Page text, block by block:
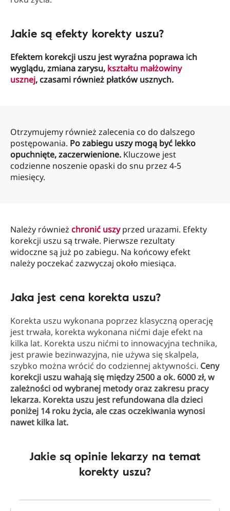
Jakie są efekty korekty uszu?
Efektem korekcji uszu jest wyraźna poprawa ich
wyglądu, zmiana zarysu, kształtu małżowiny
usznej, czasami również płatków usznych.
Otrzymujemy również zalecenia co do dalszego
postępowania. Po zabiegu uszy mogą być lekko
opuchnięte, zaczerwienione. Kluczowe jest
codzienne noszenie opaski do snu przez 4-5
miesięcy.
Należy również chronić uszyprzed urazami. Efekty
korekcji uszu są trwałe. Pierwsze rezultaty
widoczne są już po zabiegu. Na końcowy efekt
należy poczekać zazwyczaj około miesiąca.
Jaka jest cena korekta uszu?
Korekta uszu wykonana poprzez klasyczną operację
jest trwała, korekta wykonana nićmi daje efekt na
kilka lat. Korekta uszu nićmi to innowacyjna technika,
jest prawie bezinwazyjna, nie używa się skalpela,
szybko można wrócić do codziennej aktywności. Ceny
korekcji uszu wahają się między 2500 a ok. 6000 zł, w
zależności od wybranej metody oraz zakresu pracy
lekarza. Korekta uszu jest refundowana dla dzieci
poniżej 14 roku życia, ale czas oczekiwania wynosi
nawet kilka lat.
Jakie są opinie lekarzy na temat
korekty uszu?